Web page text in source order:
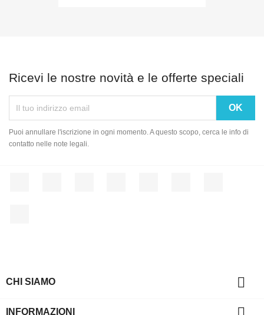
Ricevi le nostre novità e le offerte speciali
Puoi annullare l'iscrizione in ogni momento. A questo scopo, cerca le info di
contatto nelle note legali.
CHI SIAMO 
INFORMAZIONI